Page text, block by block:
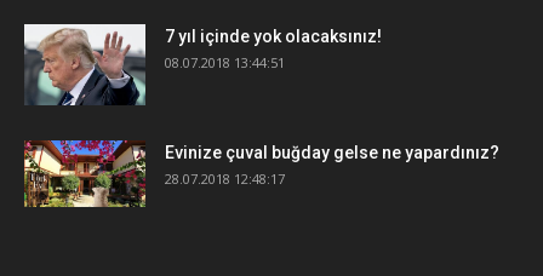
7 yıl içinde yok olacaksınız!
08.07.2018 13:44:51
Evinize çuval buğday gelse ne yapardınız?
28.07.2018 12:48:17